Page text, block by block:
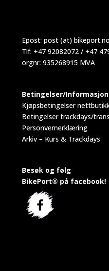
Epost: post (at) bikeport.no
Tlf: +47 92082072 / +47
orgnr: 935268915 MVA
Betingelser/
Kjøpsbetingelser
Betingelser trackdays/
Personvernerklæring
Arkiv – Kurs & Trackdays
Besøk og følg
BikePort® på facebook!